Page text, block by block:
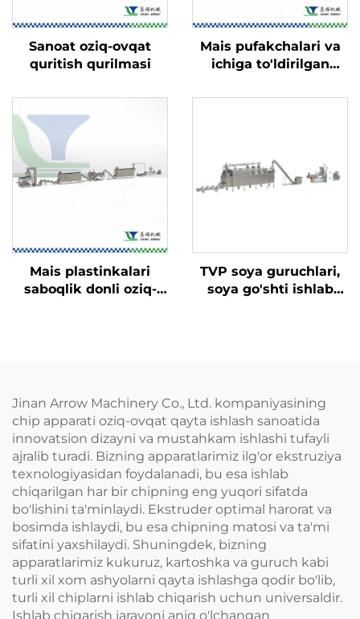
Sanoat oziq-ovqat
quritish qurilmasi
Mais pufakchalari va
ichiga to'ldirilgan
chiqarish liniyasi
Mais plastinkalari
saboqlik donli oziq-
TVP soya guruchlari,
soya go'shti ishlab
Jinan Arrow Machinery Co., Ltd. kompaniyasining
chip apparati oziq-ovqat qayta ishlash sanoatida
innovatsion dizayni va mustahkam ishlashi tufayli
ajralib turadi. Bizning apparatlarimiz ilg'or ekstruziya
texnologiyasidan foydalanadi, bu esa ishlab
chiqarilgan har bir chipning eng yuqori sifatda
bo'lishini ta'minlaydi. Ekstruder optimal harorat va
bosimda ishlaydi, bu esa chipning matosi va ta'mi
sifatini yaxshilaydi. Shuningdek, bizning
apparatlarimiz kukuruz, kartoshka va guruch kabi
turli xil xom ashyolarni qayta ishlashga qodir bo'lib,
turli xil chiplarni ishlab chiqarish uchun universaldir.
Ishlab chiqarish jarayoni aniq o'lchangan